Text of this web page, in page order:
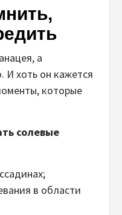
а
И хоть он кажется
которые
солевые
в области